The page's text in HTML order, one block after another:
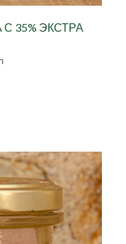
35% ЭКСТРА